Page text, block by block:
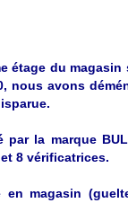
étage du
nous avons
par la marque
8 vérificatrices.
magasin